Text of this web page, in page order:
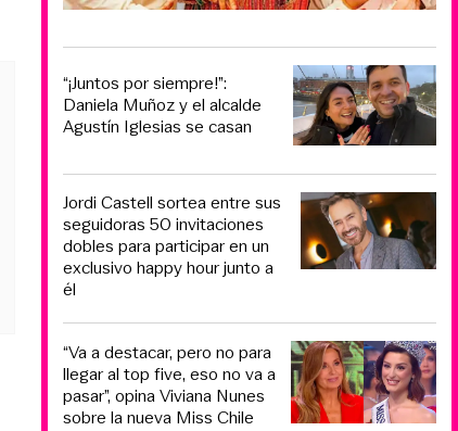
“¡Juntos por siempre!”:
Daniela Muñoz y el alcalde
Agustín Iglesias se casan
Jordi Castell sortea entre sus
seguidoras 50 invitaciones
dobles para participar en un
exclusivo happy hour junto a
él
“Va a destacar, pero no para
llegar al top five, eso no va a
pasar”, opina Viviana Nunes
sobre la nueva Miss Chile